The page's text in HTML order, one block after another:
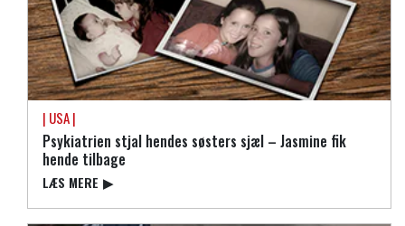
| USA |
Psykiatrien stjal hendes søsters sjæl – Jasmine fik
hende tilbage
LÆS MERE ▶